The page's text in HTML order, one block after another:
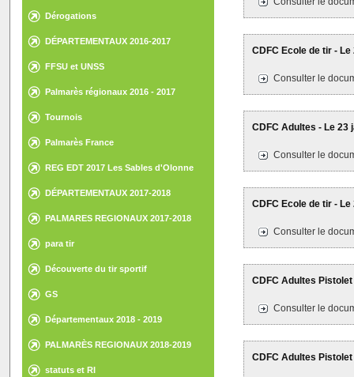
Dérogations
DÉPARTEMENTAUX 2016-2017
FFSU et UNSS
Palmarès régionaux 2016 - 2017
Tournois
Palmarès France
REG EDT 2017 Les Sables d'Olonne
DÉPARTEMENTAUX 2017-2018
PALMARES REGIONAUX 2017-2018
para tir
Découverte du tir sportif
GS
Départementaux 2018 - 2019
PALMARÈS REGIONAUX 2018-2019
statuts et RI
CDFC Ecole de tir -
Consulter le
CDFC Adultes - Le 23
Consulter le
CDFC Ecole de tir -
Consulter le
CDFC Adultes
Consulter le
CDFC Adultes